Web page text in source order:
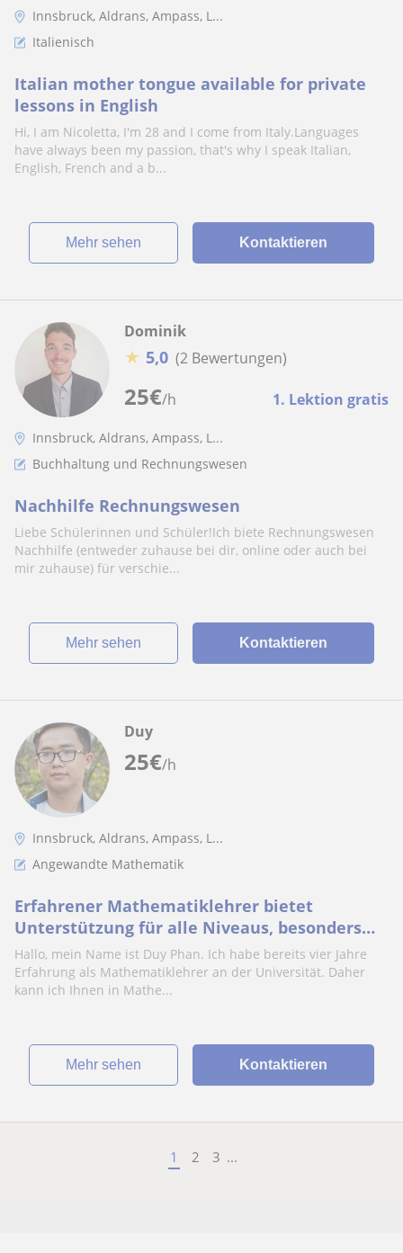
Innsbruck, Aldrans, Ampass, L...
Italienisch
Italian mother tongue available for private
lessons in English
Hi, I am Nicoletta, I'm 28 and I come from Italy.Languages
have always been my passion, that's why I speak Italian,
English, French and a b...
Mehr sehen Kontaktieren
25€/h 1. Lektion gratis
Dominik
★ 5,0 (2 Bewertungen)
Innsbruck, Aldrans, Ampass, L...
Buchhaltung und Rechnungswesen
Nachhilfe Rechnungswesen
Liebe Schülerinnen und Schüler!Ich biete Rechnungswesen
Nachhilfe (entweder zuhause bei dir, online oder auch bei
mir zuhause) für verschie...
Mehr sehen Kontaktieren
25€/h
Duy
Innsbruck, Aldrans, Ampass, L...
Angewandte Mathematik
Erfahrener Mathematiklehrer bietet
Unterstützung für alle Niveaus, besonders
für Studierende.
Hallo, mein Name ist Duy Phan. Ich habe bereits vier Jahre
Erfahrung als Mathematiklehrer an der Universität. Daher
kann ich Ihnen in Mathe...
Mehr sehen Kontaktieren
1 2 3 ...